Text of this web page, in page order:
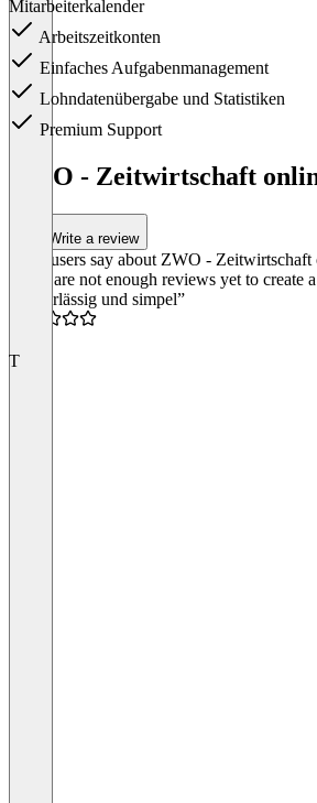
Mitarbeiterkalender
Arbeitszeitkonten
Einfaches Aufgabenmanagement
Lohndatenübergabe und Statistiken
Premium Support
ZWO - Zeitwirtschaft
Write a review
What users say about ZWO -
There are not enough reviews yet to create
“Zuverlässig und simpel”
T